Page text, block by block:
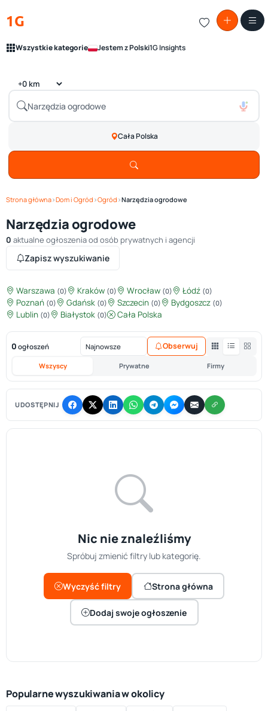
1G
Wszystkie kategorie Jestem z Polski1G Insights
Cała Polska
Strona główna›Dom i Ogród ›Ogród ›Narzędzia ogrodowe
Narzędzia ogrodowe
0 aktualne ogłoszenia od osób prywatnych i agencji
Zapisz wyszukiwanie
Warszawa (0) Kraków (0) Wrocław (0) Łódź (0)
Poznań (0) Gdańsk (0) Szczecin (0) Bydgoszcz (0)
Lublin (0) Białystok (0) Cała Polska
0 ogłoszeń
Wszyscy Prywatne Firmy
Obserwuj
UDOSTĘPNIJ
Nic nie znaleźliśmy
Spróbuj zmienić filtry lub kategorię.
Wyczyść filtry Strona główna
Dodaj swoje ogłoszenie
Popularne wyszukiwania w okolicy